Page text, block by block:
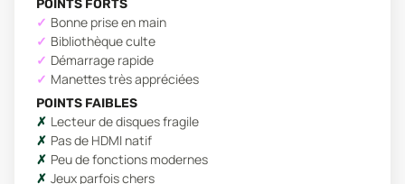
POINTS FORTS
Bonne prise en main
Bibliothèque culte
Démarrage rapide
Manettes très appréciées
POINTS FAIBLES
Lecteur de disques fragile
Pas de HDMI natif
Peu de fonctions modernes
Jeux parfois chers